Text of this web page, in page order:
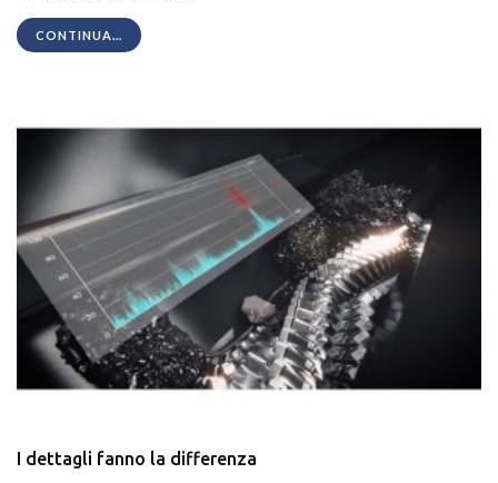
CONTINUA...
I dettagli fanno la differenza